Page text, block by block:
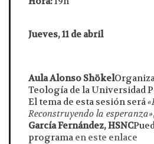
Jueves, 11 de abril
Aula Alonso Shökel
Teología de la Universidad
El tema de esta sesión será
Reconstruyendo la esperanza»
García Fernández, HSNC
programa en este enlace